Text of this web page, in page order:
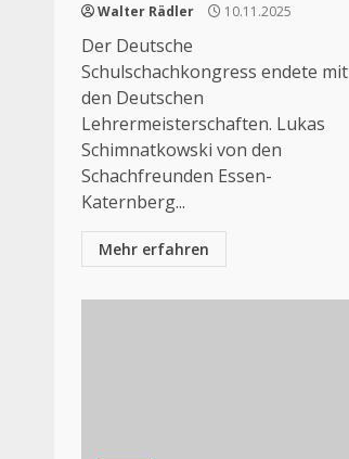
Walter Rädler 10.11.2025
Der Deutsche
Schulschachkongress endete mit
den Deutschen
Lehrermeisterschaften. Lukas
Schimnatkowski von den
Schachfreunden Essen-
Katernberg...
Mehr erfahren